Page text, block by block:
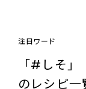
注目ワード
「#しそ」
のレシピ一